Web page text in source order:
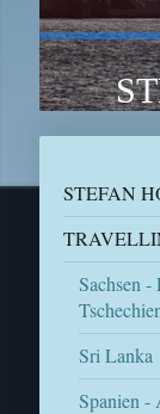
STEFAN
Sachsen -
Sri Lanka
Spanien -